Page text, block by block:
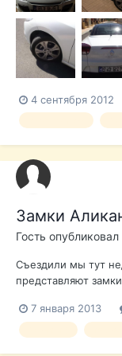
4 сентября 2012
Замки
Гость
Съездили мы тут
представляют
Мадрида. Заехали в
конечно так себе -
7 января 2013